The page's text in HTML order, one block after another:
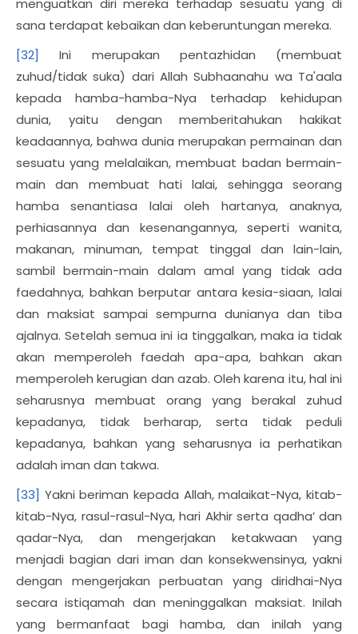
menguatkan diri mereka terhadap sesuatu yang di
sana terdapat kebaikan dan keberuntungan mereka.
[32]
Ini merupakan pentazhidan (membuat
zuhud/tidak suka) dari Allah Subhaanahu wa Ta'aala
kepada hamba-hamba-Nya terhadap kehidupan
dunia, yaitu dengan memberitahukan hakikat
keadaannya, bahwa dunia merupakan permainan dan
sesuatu yang melalaikan, membuat badan bermain-
main dan membuat hati lalai, sehingga seorang
hamba senantiasa lalai oleh hartanya, anaknya,
perhiasannya dan kesenangannya, seperti wanita,
makanan, minuman, tempat tinggal dan lain-lain,
sambil bermain-main dalam amal yang tidak ada
faedahnya, bahkan berputar antara kesia-siaan, lalai
dan maksiat sampai sempurna dunianya dan tiba
ajalnya. Setelah semua ini ia tinggalkan, maka ia tidak
akan memperoleh faedah apa-apa, bahkan akan
memperoleh kerugian dan azab. Oleh karena itu, hal ini
seharusnya membuat orang yang berakal zuhud
kepadanya, tidak berharap, serta tidak peduli
kepadanya, bahkan yang seharusnya ia perhatikan
adalah iman dan takwa.
[33] Yakni beriman kepada Allah, malaikat-Nya, kitab-
kitab-Nya, rasul-rasul-Nya, hari Akhir serta qadha’ dan
qadar-Nya, dan mengerjakan ketakwaan yang
menjadi bagian dari iman dan konsekwensinya, yakni
dengan mengerjakan perbuatan yang diridhai-Nya
secara istiqamah dan meninggalkan maksiat. Inilah
yang bermanfaat bagi hamba, dan inilah yang